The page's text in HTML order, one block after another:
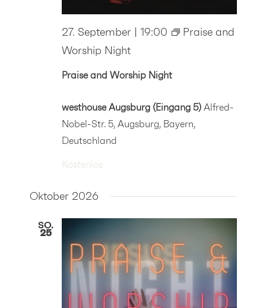
Praise and Worship Night
27. September | 19:00
Praise and
Worship Night
westhouse Augsburg (Eingang 5) Alfred-
Nobel-Str. 5, Augsburg, Bayern,
Deutschland
Kostenlos
Oktober 2026
SO.
25